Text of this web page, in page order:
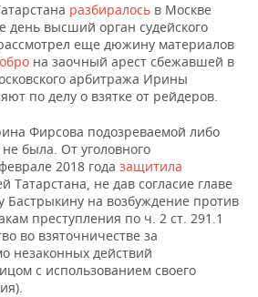
разбиралось в Москве
день высший орган судейского
еще дюжину материалов
на заочный арест сбежавшей в
арбитража Ирины
по делу о взятке от рейдеров.
Фирсова подозреваемой либо
была. От уголовного
2018 года защитила
Татарстана, не дав согласие главе
Бастрыкину на возбуждение против
преступления по ч. 2 ст. 291.1
во взяточничестве за
незаконных действий
с использованием своего